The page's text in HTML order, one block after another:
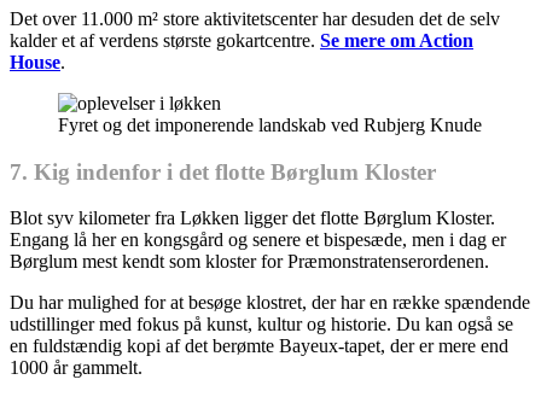
Det over 11.000 m² store aktivitetscenter har desuden det de selv
kalder et af verdens største gokartcentre. Se mere om Action
House.
Fyret og det imponerende landskab ved Rubjerg Knude
7. Kig indenfor i det flotte Børglum Kloster
Blot syv kilometer fra Løkken ligger det flotte Børglum Kloster.
Engang lå her en kongsgård og senere et bispesæde, men i dag er
Børglum mest kendt som kloster for Præmonstratenserordenen.
Du har mulighed for at besøge klostret, der har en række spændende
udstillinger med fokus på kunst, kultur og historie. Du kan også se
en fuldstændig kopi af det berømte Bayeux-tapet, der er mere end
1000 år gammelt.